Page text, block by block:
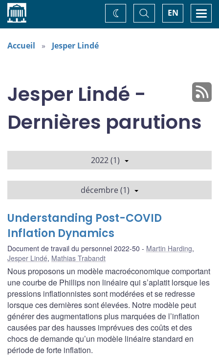
Accueil EN
Basculer
la
recherche
Changez
de
Accueil Jesper Lindé
Jesper Lindé -
Dernières parutions
2022 (1)
décembre (1)
Understanding Post-COVID
Inflation Dynamics
Document de travail du personnel 2022-50 Martin Harding,
Jesper Lindé, Mathias Trabandt
Nous proposons un modèle macroéconomique comportant
une courbe de Phillips non linéaire qui s’aplatit lorsque les
pressions inflationnistes sont modérées et se redresse
lorsque ces dernières sont élevées. Notre modèle peut
générer des augmentations plus marquées de l’inflation
causées par des hausses imprévues des coûts et des
chocs de demande qu’un modèle linéaire standard en
période de forte inflation.